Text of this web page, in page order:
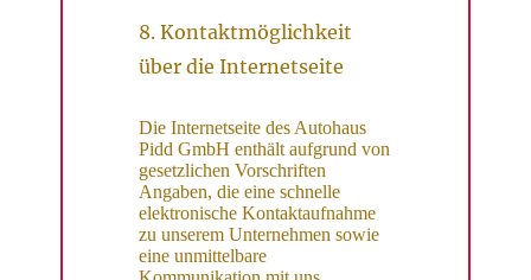
8. Kontaktmöglichkeit
über die Internetseite
Die Internetseite des Autohaus
Pidd GmbH enthält aufgrund von
gesetzlichen Vorschriften
Angaben, die eine schnelle
elektronische Kontaktaufnahme
zu unserem Unternehmen sowie
eine unmittelbare